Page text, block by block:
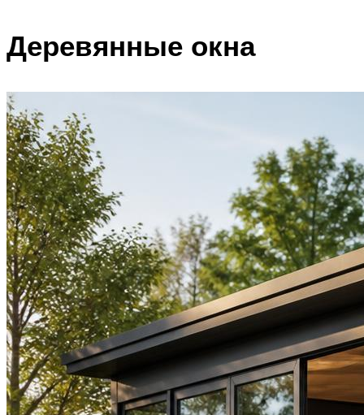
Деревянные окна